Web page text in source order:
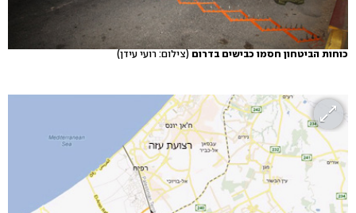
כוחות הביטחון חסמו כבישים בדרום(צילום: רועי עידן)